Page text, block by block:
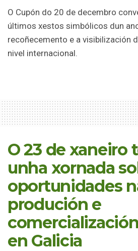
O Cupón do 20 de decembro
últimos xestos simbólicos dun
recoñecemento e a visibilización
nivel internacional.
O 23 de xaneiro
unha xornada
oportunidades
produción e
en Galicia